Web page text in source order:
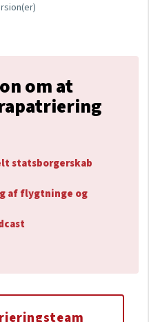
om at
statsborgerskab
af flygtninge og